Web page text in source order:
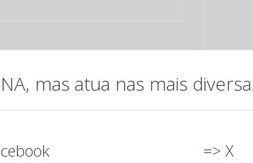
mas atua nas mais
=> X